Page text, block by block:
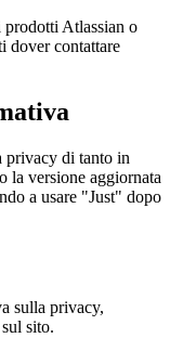
prodotti Atlassian o
dover contattare
privacy di tanto in
la versione aggiornata
a usare "Just" dopo
sulla privacy,
sito.